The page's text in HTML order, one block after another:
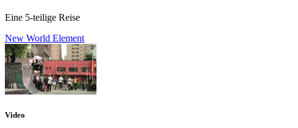
Eine 5-teilige Reise
New World Element
Video